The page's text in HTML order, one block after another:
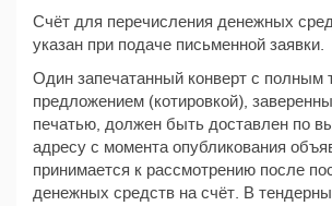
Счёт для перечисления денежных
указан при подаче письменной заявки.
Один запечатанный конверт с полным
предложением (котировкой),
печатью, должен быть доставлен по
адресу с момента опубликования
принимается к рассмотрению после
денежных средств на счёт. В